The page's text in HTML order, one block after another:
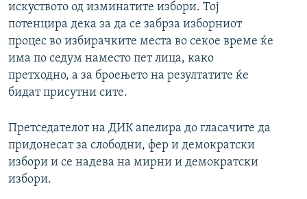
искуството од изминатите избори. Тој
потенцира дека за да се забрза изборниот
процес во избирачките места во секое време ќе
има по седум наместо пет лица, како
претходно, а за броењето на резултатите ќе
бидат присутни сите.
Претседателот на ДИК апелира до гласачите да
придонесат за слободни, фер и демократски
избори и се надева на мирни и демократски
избори.